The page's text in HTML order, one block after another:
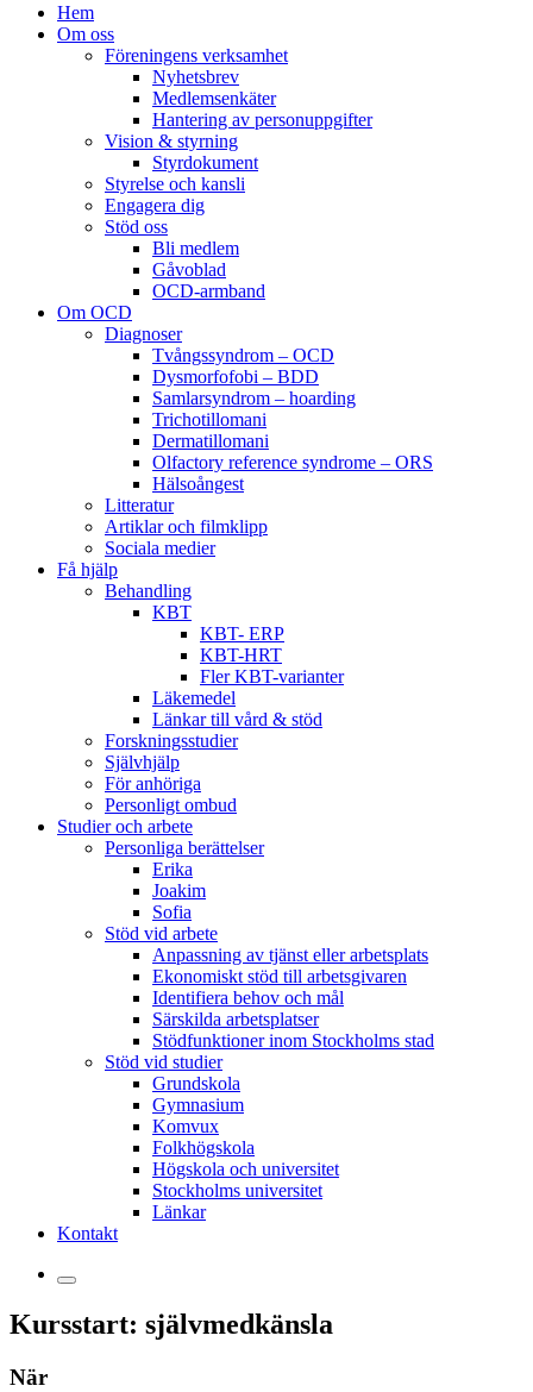
Hem
Om oss
Föreningens verksamhet
Nyhetsbrev
Medlemsenkäter
Hantering av personuppgifter
Vision & styrning
Styrdokument
Styrelse och kansli
Engagera dig
Stöd oss
Bli medlem
Gåvoblad
OCD-armband
Om OCD
Diagnoser
Tvångssyndrom – OCD
Dysmorfofobi – BDD
Samlarsyndrom – hoarding
Trichotillomani
Dermatillomani
Olfactory reference syndrome – ORS
Hälsoångest
Litteratur
Artiklar och filmklipp
Sociala medier
Få hjälp
Behandling
KBT
KBT- ERP
KBT-HRT
Fler KBT-varianter
Läkemedel
Länkar till vård & stöd
Forskningsstudier
Självhjälp
För anhöriga
Personligt ombud
Studier och arbete
Personliga berättelser
Erika
Joakim
Sofia
Stöd vid arbete
Anpassning av tjänst eller arbetsplats
Ekonomiskt stöd till arbetsgivaren
Identifiera behov och mål
Särskilda arbetsplatser
Stödfunktioner inom Stockholms stad
Stöd vid studier
Grundskola
Gymnasium
Komvux
Folkhögskola
Högskola och universitet
Stockholms universitet
Länkar
Kontakt
Kursstart: självmedkänsla
När